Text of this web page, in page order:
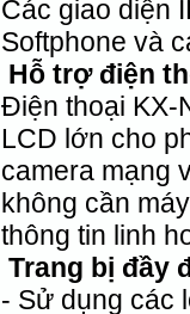
Các giao diện
Softphone và
Hỗ trợ điện
Điện thoại KX-
LCD lớn cho
camera mạng
không cần
thông tin linh
Trang bị đầy
- Sử dụng các